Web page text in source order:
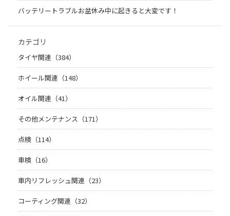
バッテリートラブルお盆休み中に起きると大変です！
カテゴリ
タイヤ関連（384）
ホイール関連（148）
オイル関連（41）
その他メンテナンス（171）
点検（114）
車検（16）
車内リフレッシュ関連（23）
コーティング関連（32）